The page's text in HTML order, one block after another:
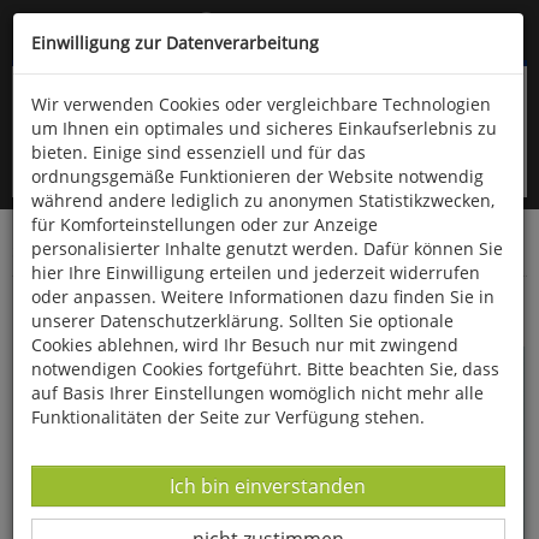
Kompletten Head der Seite überspringen
oder (06766) 9323-960
Startseite Bücher Gesundheit
Schluss mit Nackenschmerzen
Einwilligung zur Datenverarbeitung
Wir verwenden Cookies oder vergleichbare Technologien
um Ihnen ein optimales und sicheres Einkaufserlebnis zu
bieten. Einige sind essenziell und für das
ordnungsgemäße Funktionieren der Website notwendig
während andere lediglich zu anonymen Statistikzwecken,
für Komforteinstellungen oder zur Anzeige
personalisierter Inhalte genutzt werden. Dafür können Sie
hier Ihre Einwilligung erteilen und jederzeit widerrufen
oder anpassen. Weitere Informationen dazu finden Sie in
unserer Datenschutzerklärung. Sollten Sie optionale
Cookies ablehnen, wird Ihr Besuch nur mit zwingend
notwendigen Cookies fortgeführt. Bitte beachten Sie, dass
auf Basis Ihrer Einstellungen womöglich nicht mehr alle
Funktionalitäten der Seite zur Verfügung stehen.
Datenverarbeitung -
Ich bin einverstanden